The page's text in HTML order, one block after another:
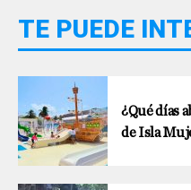
TE PUEDE
¿Qué días
de Isla